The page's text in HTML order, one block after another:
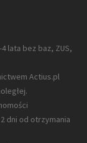
lata bez baz, ZUS,
Actius.pl
dni od otrzymania